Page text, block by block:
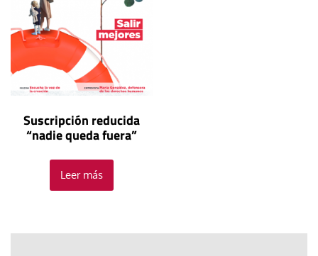
Suscripción reducida
“nadie queda fuera”
Leer más